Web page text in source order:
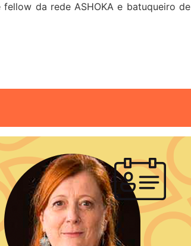
da rede ASHOKA e batuqueiro de